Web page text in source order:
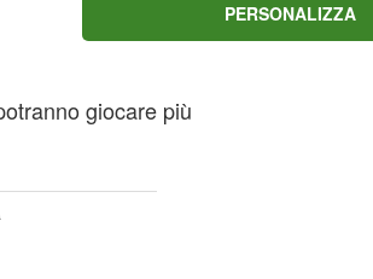
sulla Juventus e una
giocare più
PERSONALIZZA